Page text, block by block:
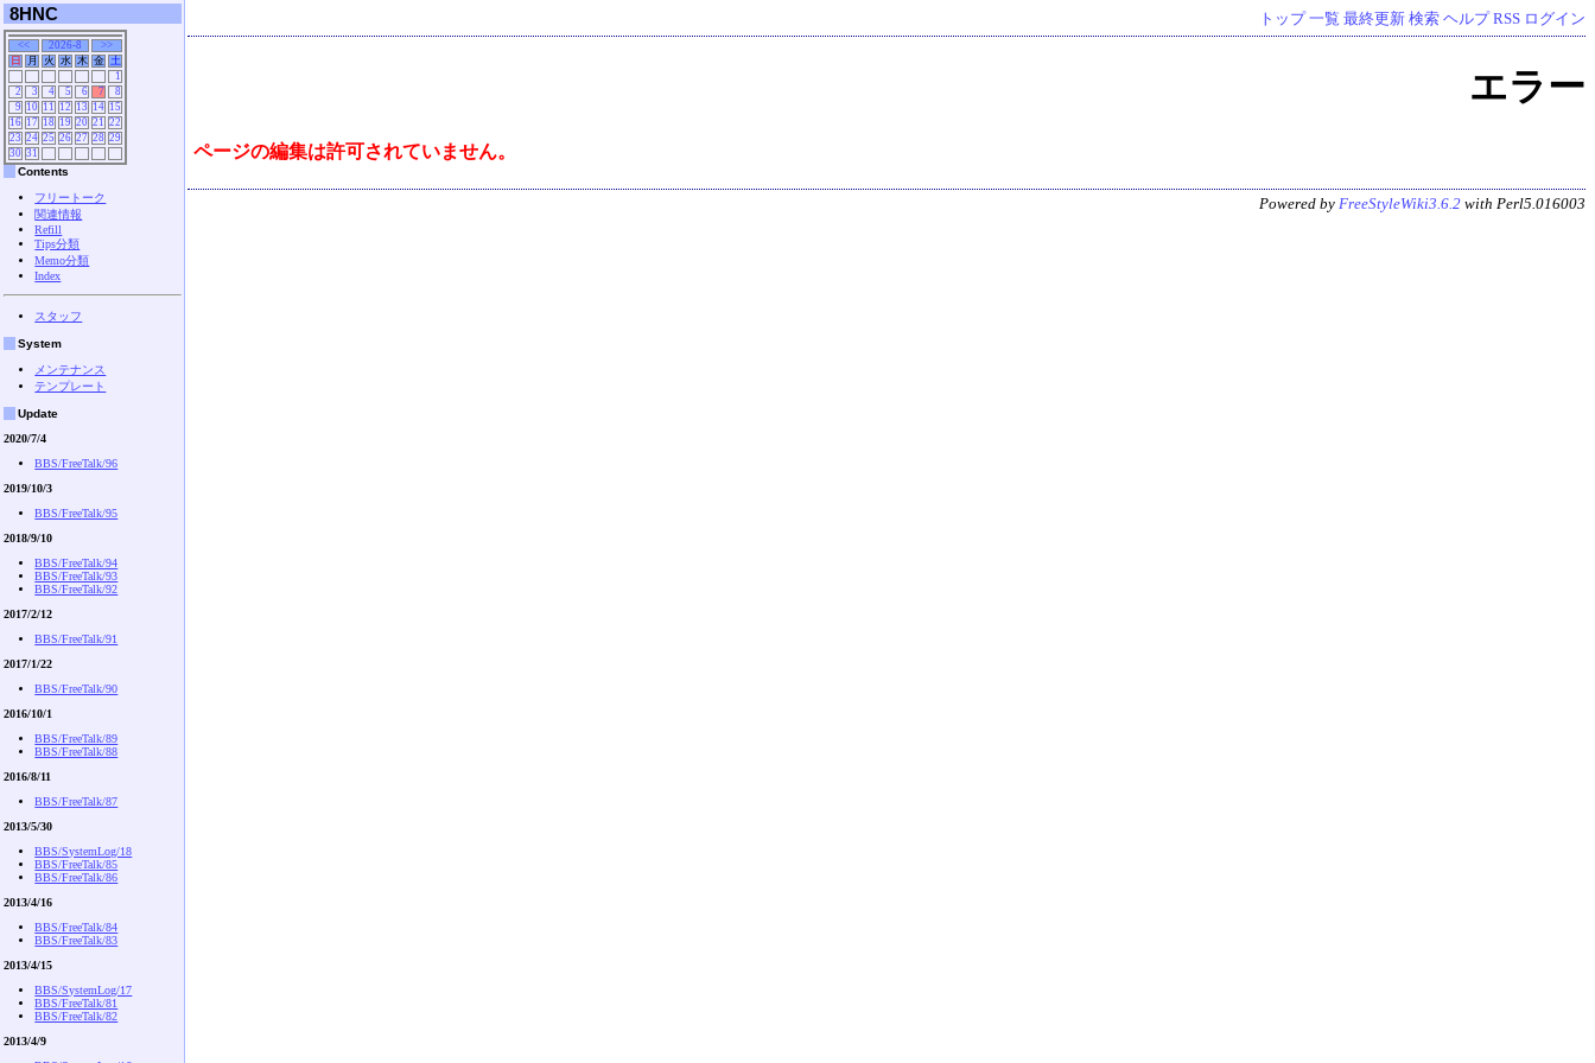
トップ 一覧 最終更新 検索 ヘルプ RSS ログイン
エラー
ページの編集は許可されていません。
Powered by FreeStyleWiki3.6.2 with Perl5.016003
8HNC
<< 2026-8
>>
日
月 火 水 木 金
土
1
2
3 4 5 6 7
8
9 10 11 12 13 14 15
16 17 18 19 20 21
22
23 24 25 26 27 28 29
30 31
Contents
フリートーク
関連情報
Refill
Tips分類
Memo分類
Index
スタッフ
System
メンテナンス
テンプレート
Update
2020/7/4
BBS/FreeTalk/96
2019/10/3
BBS/FreeTalk/95
2018/9/10
BBS/FreeTalk/94
BBS/FreeTalk/93
BBS/FreeTalk/92
2017/2/12
BBS/FreeTalk/91
2017/1/22
BBS/FreeTalk/90
2016/10/1
BBS/FreeTalk/89
BBS/FreeTalk/88
2016/8/11
BBS/FreeTalk/87
2013/5/30
BBS/SystemLog/18
BBS/FreeTalk/85
BBS/FreeTalk/86
2013/4/16
BBS/FreeTalk/84
BBS/FreeTalk/83
2013/4/15
BBS/SystemLog/17
BBS/FreeTalk/81
BBS/FreeTalk/82
2013/4/9